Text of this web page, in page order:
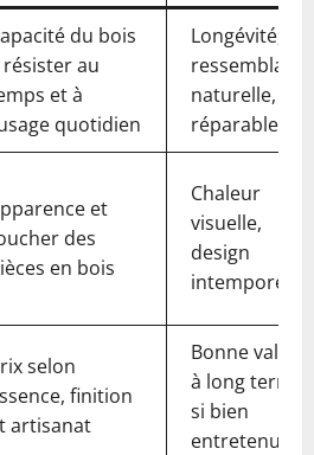
du bois
résister au
et à
quotidien
Longévité,
naturelle,
réparable
et
des
en bois
Chaleur
visuelle,
design
intemporel
selon
finition
artisanat
Bonne valeur
à long terme
si bien
entretenu